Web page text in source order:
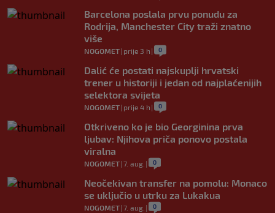
Barcelona poslala prvu ponudu za
Rodrija, Manchester City traži znatno
više
NOGOMET| prije 3 h | 0
Dalić će postati najskuplji hrvatski
trener u historiji i jedan od najplaćenijih
selektora svijeta
NOGOMET| prije 4 h | 0
Otkriveno ko je bio Georginina prva
ljubav: Njihova priča ponovo postala
viralna
NOGOMET| 7. aug. | 0
Neočekivan transfer na pomolu: Monaco
se uključio u utrku za Lukakua
NOGOMET| 7. aug. | 0